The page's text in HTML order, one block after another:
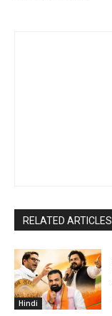
RELATED ARTICLES
Hindi